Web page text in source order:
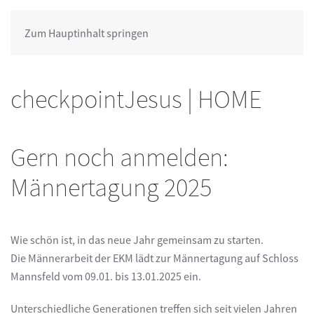
Zum Hauptinhalt springen
checkpointJesus | HOME
Gern noch anmelden:
Männertagung 2025
Wie schön ist, in das neue Jahr gemeinsam zu starten.
Die Männerarbeit der EKM lädt zur Männertagung auf Schloss
Mannsfeld vom 09.01. bis 13.01.2025 ein.
Unterschiedliche Generationen treffen sich seit vielen Jahren